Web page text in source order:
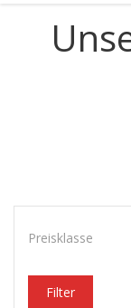
Preisklasse
Filter